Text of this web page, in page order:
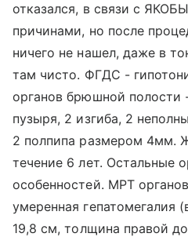
отказался, в связи с
причинами, но после
ничего не нашел, даже в
там чисто. ФГДС -
органов брюшной полости
пузыря, 2 изгиба, 2
2 полпипа размером 4мм.
течение 6 лет. Остальные
особенностей. МРТ
умеренная гепатомегалия
19,8 см, толщина правой